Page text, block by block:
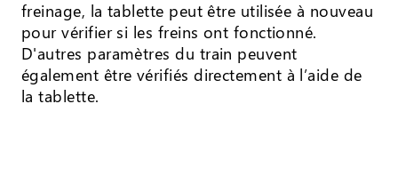
freinage, la tablette peut être utilisée à nouveau
pour vérifier si les freins ont fonctionné.
D'autres paramètres du train peuvent
également être vérifiés directement à l’aide de
la tablette.